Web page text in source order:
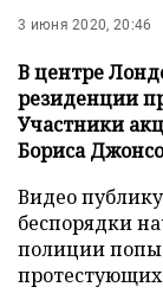
3 июня 2020, 20:46
В центре
резиденции
Участники
Бориса
Видео
беспорядки
полиции